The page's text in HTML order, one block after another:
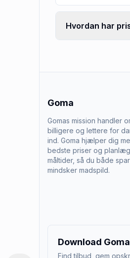
Hvordan har
Goma
Gomas mission handler
billigere og lettere for
ind. Goma hjælper dig
bedste priser og
måltider, så du både
mindsker madspild.
Download
Find tilbud, gem